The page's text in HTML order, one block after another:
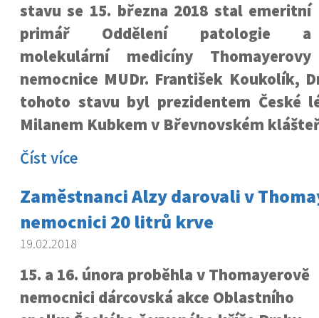
stavu se 15. března 2018 stal emeritní
primář Oddělení patologie a
molekulární medicíny Thomayerovy
nemocnice MUDr. František Koukolík,
tohoto stavu byl prezidentem České
Milanem Kubkem v Břevnovském
Číst více
Zaměstnanci Alzy darovali v
nemocnici 20 litrů krve
19.02.2018
15. a 16. února proběhla v Thomayerově
nemocnici dárcovská akce Oblastního